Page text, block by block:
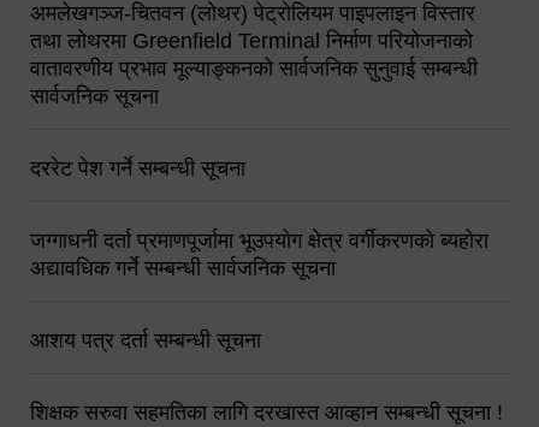
अमलेखगञ्ज-चितवन (लोथर) पेट्रोलियम पाइपलाइन विस्तार
तथा लोथरमा Greenfield Terminal निर्माण परियोजनाको
वातावरणीय प्रभाव मूल्याङ्कनको सार्वजनिक सुनुवाई सम्बन्धी
सार्वजनिक सूचना
दररेट पेश गर्ने सम्बन्धी सूचना
जग्गाधनी दर्ता प्रमाणपूर्जामा भूउपयोग क्षेत्र वर्गीकरणको ब्यहोरा
अद्यावधिक गर्ने सम्बन्धी सार्वजनिक सूचना
आशय पत्र दर्ता सम्बन्धी सूचना
शिक्षक सरुवा सहमतिका लागि दरखास्त आव्हान सम्बन्धी सूचना !